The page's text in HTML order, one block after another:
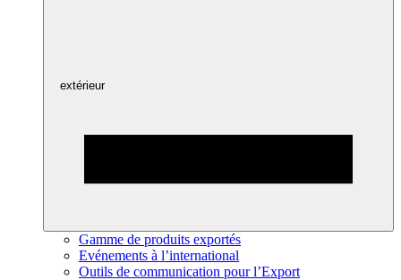
extérieur
Gamme de produits exportés
Evénements à l’international
Outils de communication pour l’Export